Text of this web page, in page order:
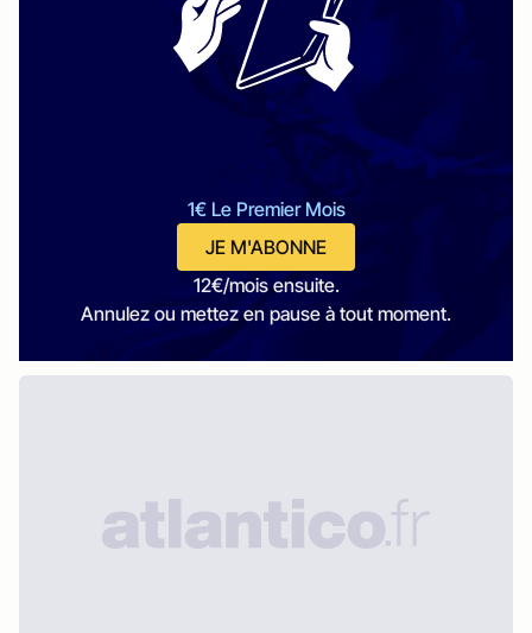
1€ Le Premier Mois
JE M'ABONNE
12€/mois ensuite.
Annulez ou mettez en pause à tout moment.